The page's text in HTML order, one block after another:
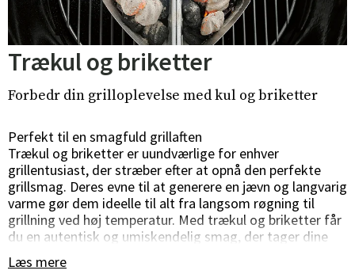
Trækul og briketter
Forbedr din grilloplevelse med kul og briketter
Perfekt til en smagfuld grillaften
Trækul og briketter er uundværlige for enhver
grillentusiast, der stræber efter at opnå den perfekte
grillsmag. Deres evne til at generere en jævn og langvarig
varme gør dem ideelle til alt fra langsom røgning til
grillning ved høj temperatur. Med trækul og briketter får
du en autentisk og umiskendelig smag, der tager dine
grillretter til nye højder.
Læs mere